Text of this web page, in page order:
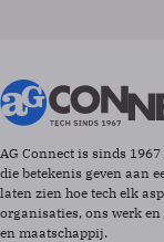
AG Connect is sinds
die betekenis geven aan
laten zien hoe tech elk
organisaties, ons werk
en maatschappij.